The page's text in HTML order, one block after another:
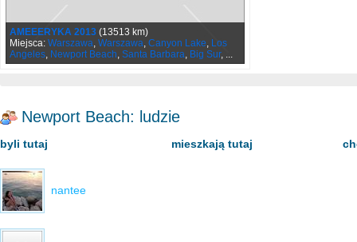
AMEEERYKA 2013 (13513 km)
Miejsca: Warszawa, Warszawa, Canyon Lake, Los
Angeles, Newport Beach, Santa Barbara, Big Sur, ...
Newport Beach: ludzie
byli tutaj
nantee
mieszkają tutaj